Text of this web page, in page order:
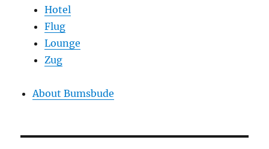
Hotel
Flug
Lounge
Zug
About Bumsbude